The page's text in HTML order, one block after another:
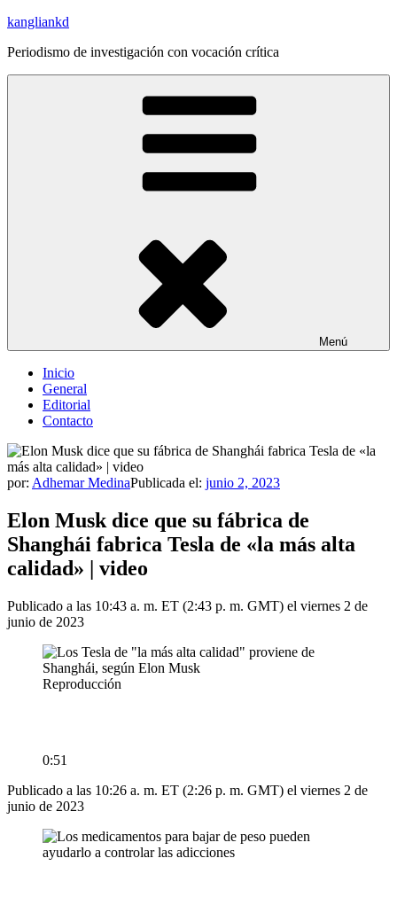
Saltar
contenido
kangliankd
Periodismo de investigación con vocación crítica
Menú
Inicio
General
Editorial
Contacto
por: Adhemar MedinaPublicada el: junio 2, 2023
Elon Musk dice que su fábrica de
Shanghái fabrica Tesla de «la más alta
calidad» | video
Publicado a las 10:43 a. m. ET (2:43 p. m. GMT) el viernes 2 de
junio de 2023
Reproducción
0:51
Publicado a las 10:26 a. m. ET (2:26 p. m. GMT) el viernes 2 de
junio de 2023